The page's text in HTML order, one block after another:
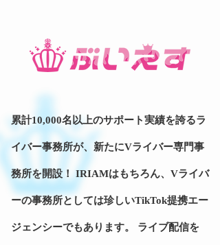
累計10,000名以上のサポート実績を誇るラ
イバー事務所が、新たにVライバー専門事
務所を開設！ IRIAMはもちろん、Vライバ
ーの事務所としては珍しいTikTok提携エー
ジェンシーでもあります。 ライブ配信を